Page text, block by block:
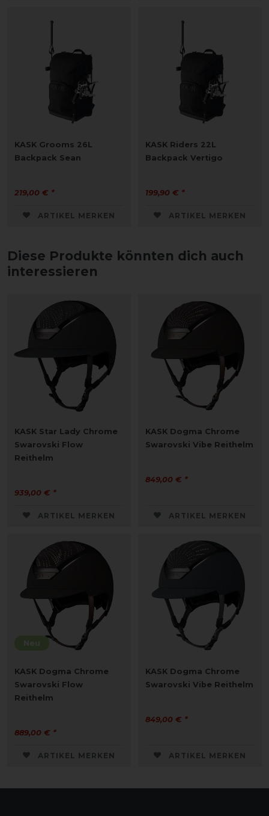
KASK Grooms 26L
Backpack Sean
219,00 € *
ARTIKEL MERKEN
KASK Riders 22L
Backpack Vertigo
199,90 € *
ARTIKEL MERKEN
Diese Produkte könnten dich auch
interessieren
KASK Star Lady Chrome
Swarovski Flow
Reithelm
939,00 € *
ARTIKEL MERKEN
KASK Dogma Chrome
Swarovski Vibe Reithelm
849,00 € *
ARTIKEL MERKEN
Neu
KASK Dogma Chrome
Swarovski Flow
Reithelm
889,00 € *
ARTIKEL MERKEN
KASK Dogma Chrome
Swarovski Vibe Reithelm
849,00 € *
ARTIKEL MERKEN